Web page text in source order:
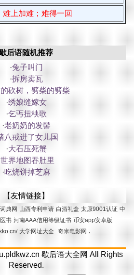
难上加难；难得一回
后语随机推荐
·兔子叫门
·拆房卖瓦
砍树，劈柴的劈柴
·绣娘缝嫁女
·乞丐扭秧歌
·老奶奶的发髻
八戒进了女儿国
·大石压死蟹
世界地图吞肚里
·吃烧饼掉芝麻
【友情链接】
典网 山西专利申请 白酒礼盒 太原9001认证 中
书 河南AAA信用等级证书 币安app安卓版
大学网址大全 奇米电影网.
歇后语大全网All Rights
Reserved.